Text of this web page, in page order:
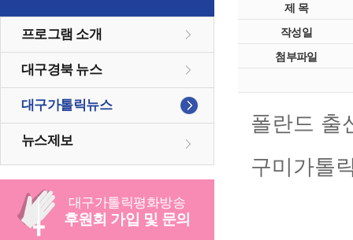
프로그램 소개
대구경북 뉴스
대구가톨릭뉴스
뉴스제보
대구가톨릭평화방송
후원회 가입 및 문의
제 목
작성일
첨부파일
폴란드 출
구미가톨